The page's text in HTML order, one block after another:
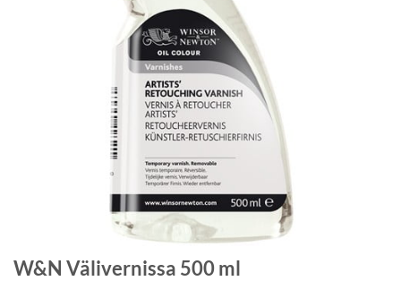
W&N Välivernissa 500 ml